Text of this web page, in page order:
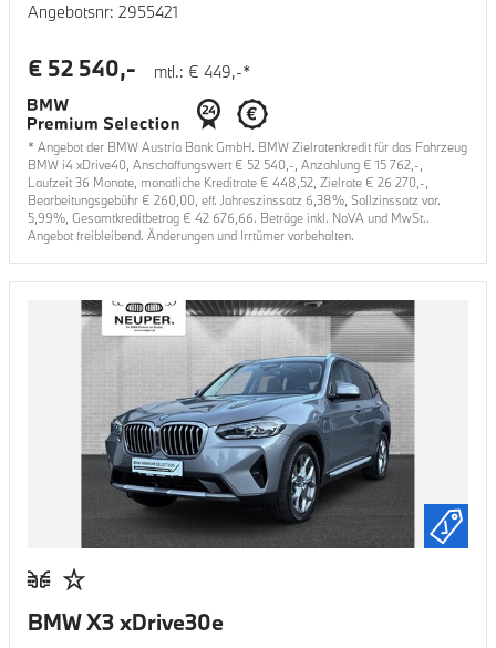
Angebotsnr: 2955421
mtl.: € 449,-*
€ 52 540,-
* Angebot der BMW Austria Bank GmbH. BMW Zielratenkredit für das Fahrzeug
BMW i4 xDrive40, Anschaffungswert € 52 540,-, Anzahlung € 15 762,-,
Laufzeit36 Monate, monatliche Kreditrate € 448,52, Zielrate € 26 270,-,
Bearbeitungsgebühr € 260,00, eff. Jahreszinssatz 6,38%, Sollzinssatz var.
5,99%, Gesamtkreditbetrag € 42 676,66. Beträge inkl. NoVA und MwSt..
Angebot freibleibend. Änderungen und Irrtümer vorbehalten.
BMW X3 xDrive30e